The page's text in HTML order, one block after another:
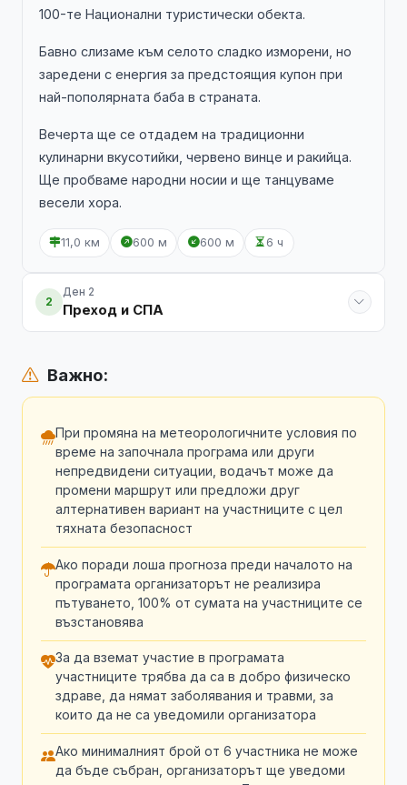
100-те Национални туристически обекта.
Бавно слизаме към селото сладко изморени, но
заредени с енергия за предстоящия купон при
най-пополярната баба в страната.
Вечерта ще се отдадем на традиционни
кулинарни вкусотийки, червено винце и ракийца.
Ще пробваме народни носии и ще танцуваме
весели хора.
11,0 км 600 м 600 м 6 ч
2
Ден 2
Преход и СПА
Важно:
При промяна на метеорологичните условия по
време на започнала програма или други
непредвидени ситуации, водачът може да
промени маршрут или предложи друг
алтернативен вариант на участниците с цел
тяхната безопасност
Ако поради лоша прогноза преди началото на
програмата организаторът не реализира
пътуването, 100% от сумата на участниците се
възстановява
За да вземат участие в програмата
участниците трябва да са в добро физическо
здраве, да нямат заболявания и травми, за
които да не са уведомили организатора
Ако минималният брой от 6 участника не може
да бъде събран, организаторът ще уведоми